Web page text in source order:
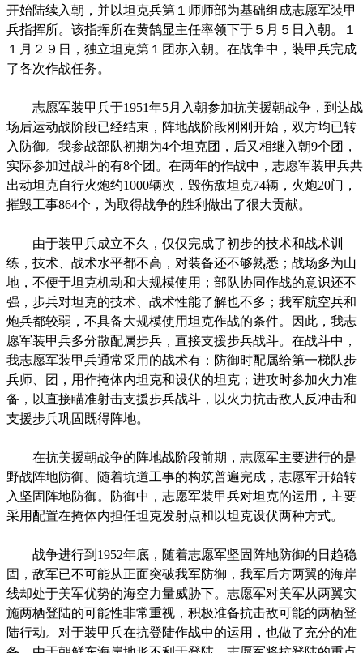
开始陆续入朝，并以坦克兵第１师师部为基础组成志愿军装甲
兵指挥所。该指挥所在黄鹄显主任率领下于５月５日入朝。１
１月２９日，独立坦克第１团亦入朝。在战争中，装甲兵完成
了各次作战任务。
志愿军装甲兵于1951年5月入朝参加抗美援朝战争，到达战
场后运动战阶段已经结束，阵地战阶段刚刚开始，双方均已转
入防御。我参战部队初期为4个坦克团，后又相继入朝9个团，
实际参加过战斗的有8个团。在两年的作战中，志愿军装甲兵共
出动坦克自行火炮约1000辆次，毁伤敌坦克74辆，火炮20门，
摧毁工事864个，为取得战争的胜利做出了很大贡献。
由于装甲兵成立不久，仅仅完成了初步的技术和战术训
练，技术、战术水平都不高，对装备还不够熟悉；战场多为山
地，不便于坦克机动和大规模使用；部队协同作战的意识还不
强，步兵对坦克的技术、战术性能了解也不多；我军航空兵和
炮兵都较弱，不具备大规模使用坦克作战的条件。因此，我志
愿军装甲兵多分散配属步兵，直接支援步兵战斗。在战斗中，
我志愿军装甲兵通常采用的战术有：防御时配属给第一梯队步
兵师、团，用作掩体内坦克和设伏的坦克；进攻时参加火力准
备，以直接瞄准射击支援步兵战斗，以火力抗击敌人反冲击和
支援步兵巩固既得阵地。
在抗美援朝战争的阵地战阶段前期，志愿军主要进行的是
野战阵地防御。随着坑道工事的构筑普遍完成，志愿军开始转
入坚固阵地防御。防御中，志愿军装甲兵对坦克的运用，主要
采用配置在掩体内担任坦克发射点和以坦克设伏两种方式。
战争进行到1952年底，随着志愿军坚固阵地防御的日趋稳
固，敌军已不可能从正面突破我军防御，我军后方两翼的海岸
线却处于美军优势的海空力量威胁下。志愿军对美军从两翼实
施两栖登陆的可能性非常重视，积极准备抗击敌可能的两栖登
陆行动。对于装甲兵在抗登陆作战中的运用，也做了充分的准